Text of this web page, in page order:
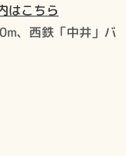
はこちら
、西鉄「中井」バ